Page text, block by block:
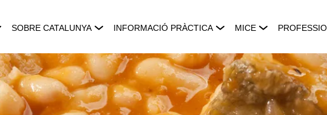
SOBRE CATALUNYA INFORMACIÓ PRÀCTICA MICE